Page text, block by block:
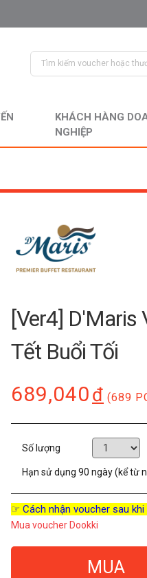
KHÁCH HÀNG
NGHIỆP
[Ver4] D'Maris
Tết Buổi Tối
689,040đ (689
Số lượng
Hạn sử dụng 90 ngày (kể từ
☞ Cách nhận voucher sau khi
Mua voucher Dookki
MUA